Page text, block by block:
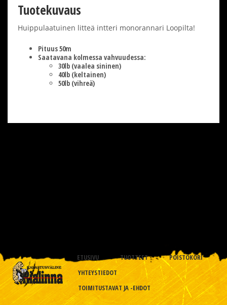
Tuotekuvaus
Huippulaatuinen litteä intteri monorannari Loopilta!
Pituus 50m
Saatavana kolmessa vahvuudessa:
30lb (vaalea sininen)
40lb (keltainen)
50lb (vihreä)
ETUSIVU TUOTTEET
POISTOKORI
YHTEYSTIEDOT
TOIMITUSTAVAT JA -EHDOT